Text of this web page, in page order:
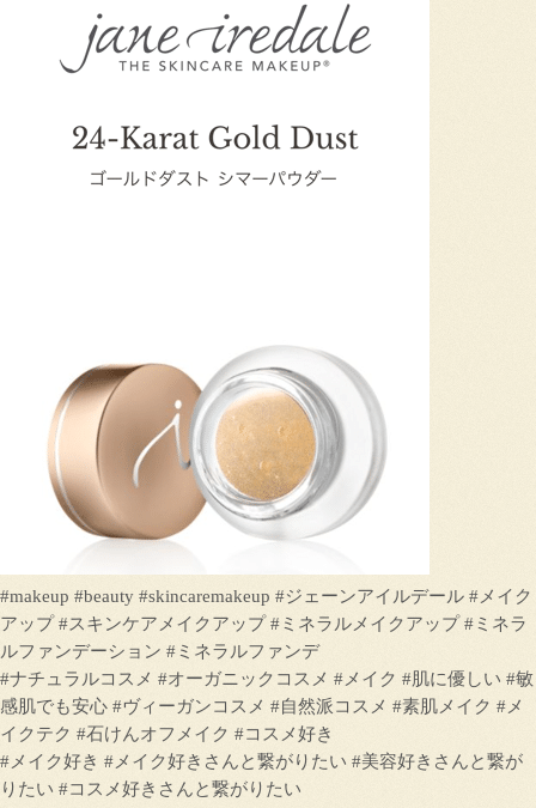
#makeup #beauty #skincaremakeup #ジェーンアイルデール #メイク
アップ #スキンケアメイクアップ #ミネラルメイクアップ #ミネラ
ルファンデーション #ミネラルファンデ
#ナチュラルコスメ #オーガニックコスメ #メイク #肌に優しい #敏
感肌でも安心 #ヴィーガンコスメ #自然派コスメ #素肌メイク #メ
イクテク #石けんオフメイク #コスメ好き
#メイク好き #メイク好きさんと繋がりたい #美容好きさんと繋が
りたい #コスメ好きさんと繋がりたい